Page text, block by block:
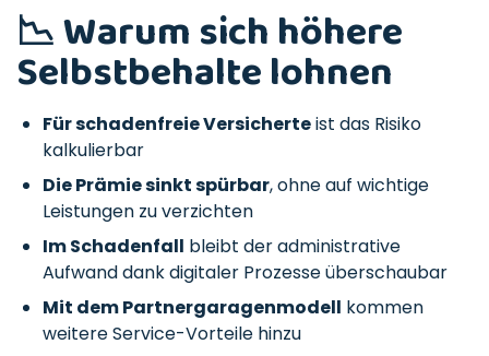
📉 Warum sich höhere
Selbstbehalte lohnen
Für schadenfreie Versicherteist das Risiko
kalkulierbar
Die Prämie sinkt spürbar, ohne auf wichtige
Leistungen zu verzichten
Im Schadenfall bleibt der administrative
Aufwand dank digitaler Prozesse überschaubar
Mit dem Partnergaragenmodell kommen
weitere Service-Vorteile hinzu